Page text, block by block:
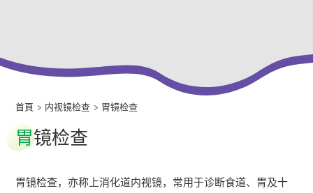
首頁 > 内视镜检查 > 胃镜检查
胃镜检查
胃镜检查，亦称上消化道内视镜，常用于诊断食道、胃及十